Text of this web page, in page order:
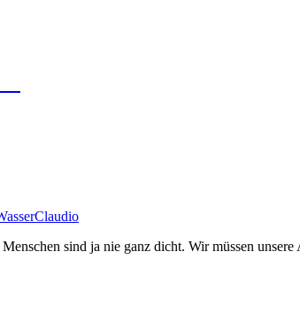
Claudio
sind ja nie ganz dicht. Wir müssen